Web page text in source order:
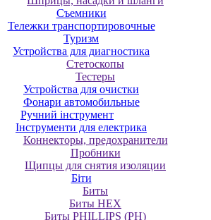
Съемники
Тележки транспортировочные
Туризм
Устройства для диагностика
Стетоскопы
Тестеры
Устройства для очистки
Фонари автомобильные
Ручний інструмент
Інструменти для електрика
Коннекторы, предохранители
Пробники
Щипцы для снятия изоляции
Біти
Биты
Биты HEX
Биты PHILLIPS (PH)